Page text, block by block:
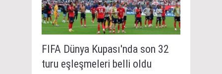
FIFA Dünya Kupası'nda son 32
turu eşleşmeleri belli oldu